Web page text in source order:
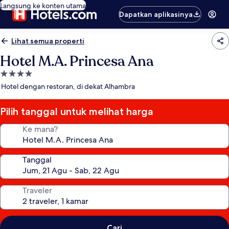
Langsung ke konten utama
Dapatkan aplikasinya
Lihat semua properti
Hotel M.A. Princesa Ana
Properti
bintang
Hotel dengan restoran, di dekat Alhambra
Pilih tanggal untuk melihat harga
Ke mana?
Tanggal
Traveler